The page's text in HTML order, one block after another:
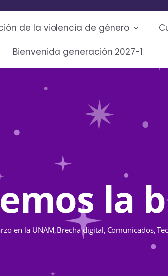
de la violencia de género
Bienvenida generación 2027-1
la
en la UNAM Brecha digital Comunicados